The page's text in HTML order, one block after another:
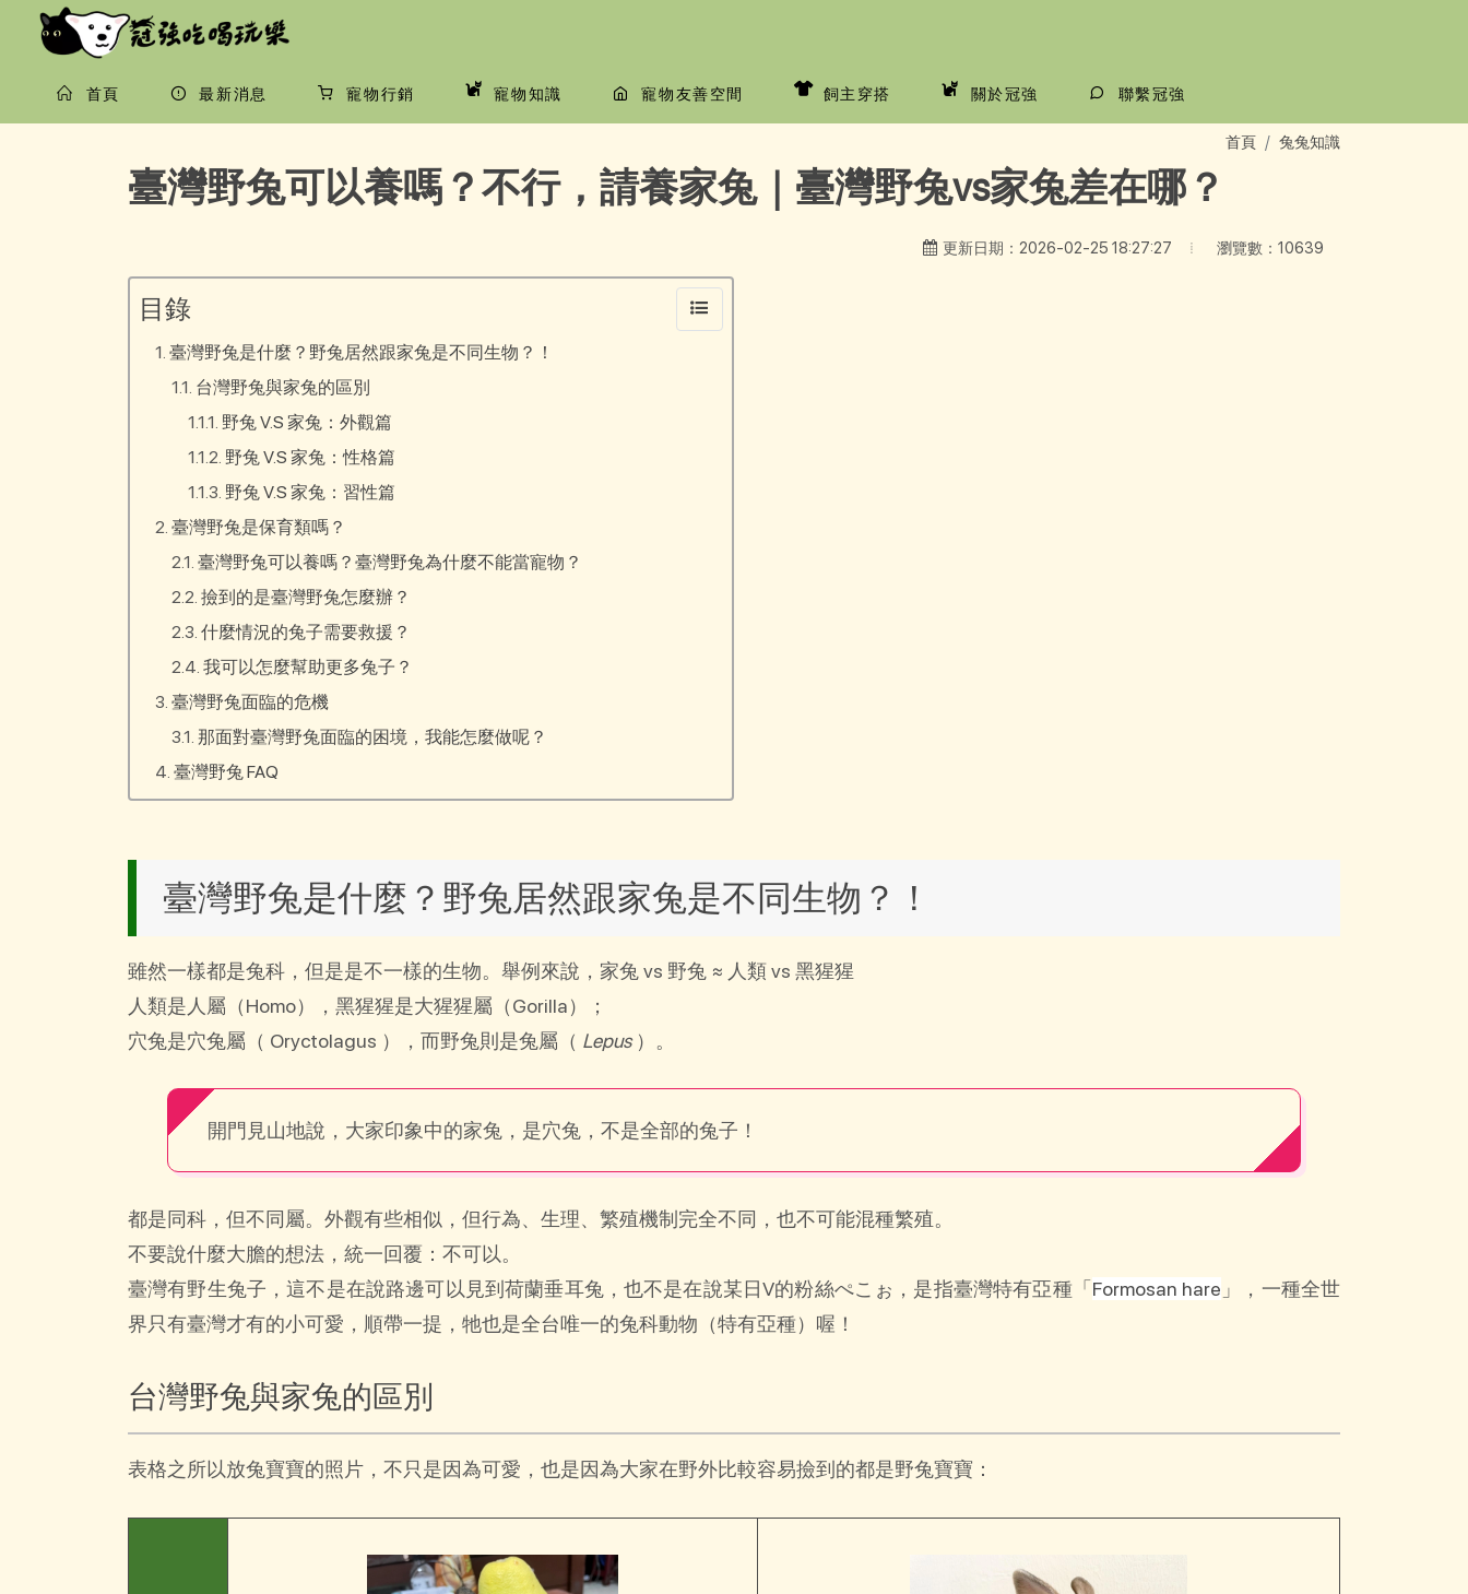
首頁 最新消息 寵物行銷 寵物知識 寵物友善空間 飼主穿搭 關於冠強 聯繫冠強
首頁 兔兔知識
臺灣野兔可以養嗎？不行，請養家兔｜臺灣野兔vs家兔差在哪？
更新日期：2026-02-25 18:27:27 瀏覽數：10639
目錄
臺灣野兔是什麼？野兔居然跟家兔是不同生物？！
台灣野兔與家兔的區別
野兔 V.S 家兔：外觀篇
野兔 V.S 家兔：性格篇
野兔 V.S 家兔：習性篇
臺灣野兔是保育類嗎？
臺灣野兔可以養嗎？臺灣野兔為什麼不能當寵物？
撿到的是臺灣野兔怎麼辦？
什麼情況的兔子需要救援？
我可以怎麼幫助更多兔子？
臺灣野兔面臨的危機
那面對臺灣野兔面臨的困境，我能怎麼做呢？
臺灣野兔 FAQ
臺灣野兔是什麼？野兔居然跟家兔是不同生物？！
雖然一樣都是兔科，但是是不一樣的生物。舉例來說，家兔 vs 野兔 ≈ 人類 vs 黑猩猩
人類是人屬（Homo），黑猩猩是大猩猩屬（Gorilla）；
穴兔是穴兔屬（ Oryctolagus ），而野兔則是兔屬（ Lepus ）。
開門見山地說，大家印象中的家兔，是穴兔，不是全部的兔子！
都是同科，但不同屬。外觀有些相似，但行為、生理、繁殖機制完全不同，也不可能混種繁殖。
不要說什麼大膽的想法，統一回覆：不可以。
臺灣有野生兔子，這不是在說路邊可以見到荷蘭垂耳兔，也不是在說某日V的粉絲ぺこぉ，是指臺灣特有亞種「 Formosan hare 」，一種全世
界只有臺灣才有的小可愛，順帶一提，牠也是全台唯一的兔科動物（特有亞種）喔！
台灣野兔與家兔的區別
表格之所以放兔寶寶的照片，不只是因為可愛，也是因為大家在野外比較容易撿到的都是野兔寶寶：